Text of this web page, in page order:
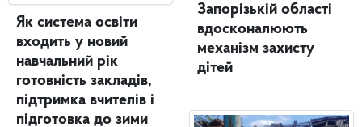
Як система освіти
входить у новий
навчальний рік
готовність закладів,
підтримка вчителів і
підготовка до зими
Запорізькій області
вдосконалюють
механізм захисту
дітей